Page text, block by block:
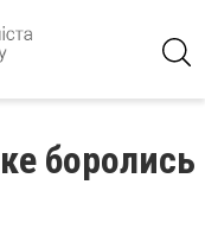
боролись